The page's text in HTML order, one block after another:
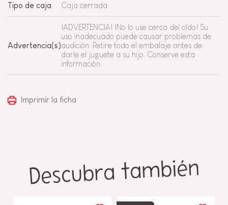
Tipo de caja Caja cerrada
Advertencia(s)
¡ADVERTENCIA! ¡No lo use cerca del oído! Su
uso inadecuado puede causar problemas de
audición. Retire todo el embalaje antes de
darle el juguete a su hijo. Conserve esta
información.
Imprimir la ficha
Descubra también